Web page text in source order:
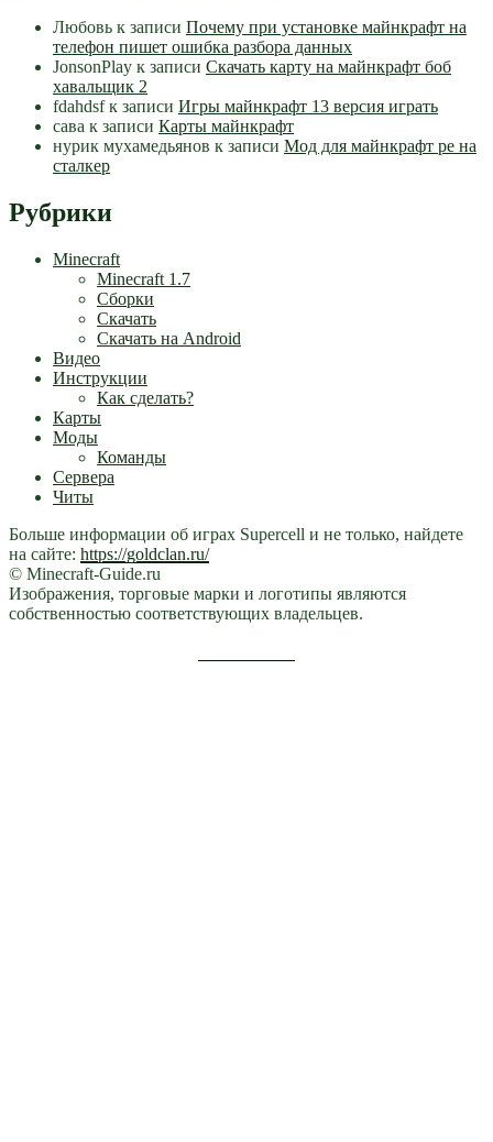
Любовь к записи Почему при установке майнкрафт на
телефон пишет ошибка разбора данных
JonsonPlay к записи Скачать карту на майнкрафт боб
хавальщик 2
fdahdsfк записи Игры майнкрафт 13 версия играть
сава к записи Карты майнкрафт
нурик мухамедьянов к записи Мод для майнкрафт pe на
сталкер
Рубрики
Minecraft
Minecraft 1.7
Сборки
Скачать
Скачать на Android
Видео
Инструкции
Как сделать?
Карты
Моды
Команды
Сервера
Читы
Больше информации об играх Supercell и не только, найдете
на сайте: https://goldclan.ru/
© Minecraft-Guide.ru
Изображения, торговые марки и логотипы являются
собственностью соответствующих владельцев.